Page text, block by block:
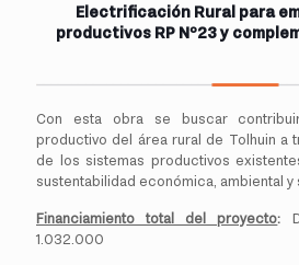
Electrificación Rural para
productivos RP Nº23 y
Con esta obra se buscar
productivo del área rural de Tolhuin a
de los sistemas productivos
sustentabilidad económica, ambiental y
Financiamiento total del proyecto:
1.032.000